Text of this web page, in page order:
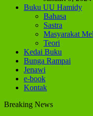
Buku UU Hamidy
Bahasa
Sastra
Masyarakat
Teori
Kedai Buku
Bunga Rampai
Jenawi
e-book
Kontak
Breaking News